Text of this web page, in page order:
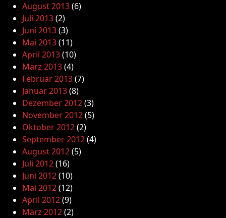
August 2013(6)
Juli 2013(2)
Juni 2013(3)
Mai 2013(11)
April 2013(10)
März 2013(4)
Februar 2013(7)
Januar 2013(8)
Dezember 2012(3)
November 2012(5)
Oktober 2012(2)
September 2012(4)
August 2012(5)
Juli 2012(16)
Juni 2012(10)
Mai 2012(12)
April 2012(9)
März 2012(2)